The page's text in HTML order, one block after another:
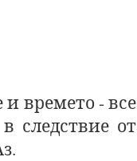
времето - все
следствие от